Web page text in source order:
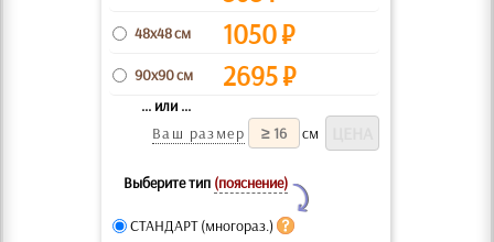
48x48 см 1050₽
90x90 см 2695₽
... или ...
Ваш размер
см
Выберите тип (пояснение)
Y
СТАНДАРТ (многораз.)